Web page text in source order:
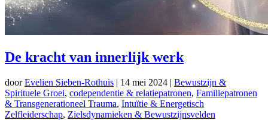
De kracht van innerlijk werk
doorEvelien Sieben-Rothuis | 14 mei 2024 | Bewustzijn &
Spirituele Groei, codependentie & relatiepatronen, Familiepatronen
& Transgenerationeel Trauma, Intuïtie & Energetisch
Zelfleiderschap, Zielsdynamieken & Bewustzijnsvelden